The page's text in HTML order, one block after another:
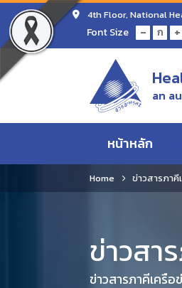
4th Floor, National
Font Size - ก +
an
หน้าหลัก
Home ข่าวสารภา
ข่าวสา
ข่าวสารภาคีเครือ